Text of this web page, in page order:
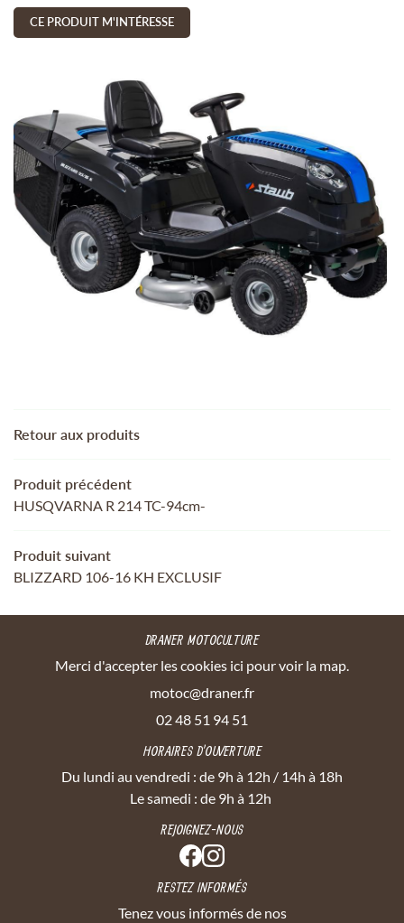
ACCUEIL
SERVICES
SÉLECTION
02 48 51 94
REJOIGNEZ-
CE PRODUIT M'INTÉRESSE
Retour aux produits
Produit précédent
HUSQVARNA R 214 TC-94cm-
Produit suivant
BLIZZARD 106-16 KH EXCLUSIF
DRANER MOTOCULTURE
Merci d'accepter les cookies ici pour voir la map.
02 48 51 94 51
HORAIRES D'OUVERTURE
Du lundi au vendredi : de 9h à 12h / 14h à 18h
Le samedi : de 9h à 12h
REJOIGNEZ-NOUS
RESTEZ INFORMÉS
Tenez vous informés de nos